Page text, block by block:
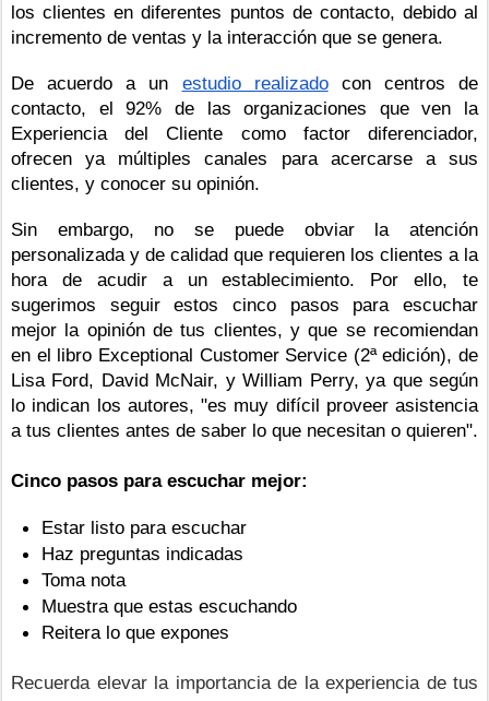
los clientes en diferentes puntos de contacto, debido al
incremento de ventas y la interacción que se genera.
De acuerdo a un estudio realizado con centros de
contacto, el 92% de las organizaciones que ven la
Experiencia del Cliente como factor diferenciador,
ofrecen ya múltiples canales para acercarse a sus
clientes, y conocer su opinión.
Sin embargo, no se puede obviar la atención
personalizada y de calidad que requieren los clientes a la
hora de acudir a un establecimiento. Por ello, te
sugerimos seguir estos cinco pasos para escuchar
mejor la opinión de tus clientes, y que se recomiendan
en el libro Exceptional Customer Service (2ª edición), de
Lisa Ford, David McNair, y William Perry, ya que según
lo indican los autores, "es muy difícil proveer asistencia
a tus clientes antes de saber lo que necesitan o quieren".
Cinco pasos para escuchar mejor:
Estar listo para escuchar
Haz preguntas indicadas
Toma nota
Muestra que estas escuchando
Reitera lo que expones
Recuerda elevar la importancia de la experiencia de tus